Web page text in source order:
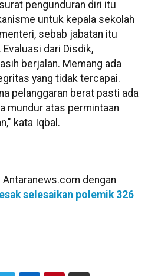
pengunduran diri itu
untuk kepala sekolah
sebab jabatan itu
dari Disdik,
berjalan. Memang ada
yang tidak tercapai.
pelanggaran berat pasti ada
mundur atas permintaan
kata Iqbal.
dengan
selesaikan polemik 326